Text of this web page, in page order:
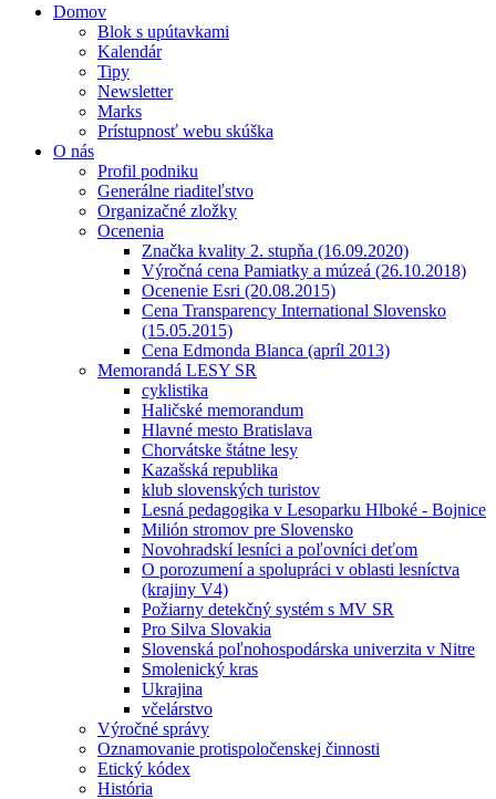
Domov
Blok s upútavkami
Kalendár
Tipy
Newsletter
Marks
Prístupnosť webu skúška
O nás
Profil podniku
Generálne riaditeľstvo
Organizačné zložky
Ocenenia
Značka kvality 2. stupňa (16.09.2020)
Výročná cena Pamiatky a múzeá (26.10.2018)
Ocenenie Esri (20.08.2015)
Cena Transparency International Slovensko
(15.05.2015)
Cena Edmonda Blanca (apríl 2013)
Memorandá LESY SR
cyklistika
Haličské memorandum
Hlavné mesto Bratislava
Chorvátske štátne lesy
Kazašská republika
klub slovenských turistov
Lesná pedagogika v Lesoparku Hlboké - Bojnice
Milión stromov pre Slovensko
Novohradskí lesníci a poľovníci deťom
O porozumení a spolupráci v oblasti lesníctva
(krajiny V4)
Požiarny detekčný systém s MV SR
Pro Silva Slovakia
Slovenská poľnohospodárska univerzita v Nitre
Smolenický kras
Ukrajina
včelárstvo
Výročné správy
Oznamovanie protispoločenskej činnosti
Etický kódex
História